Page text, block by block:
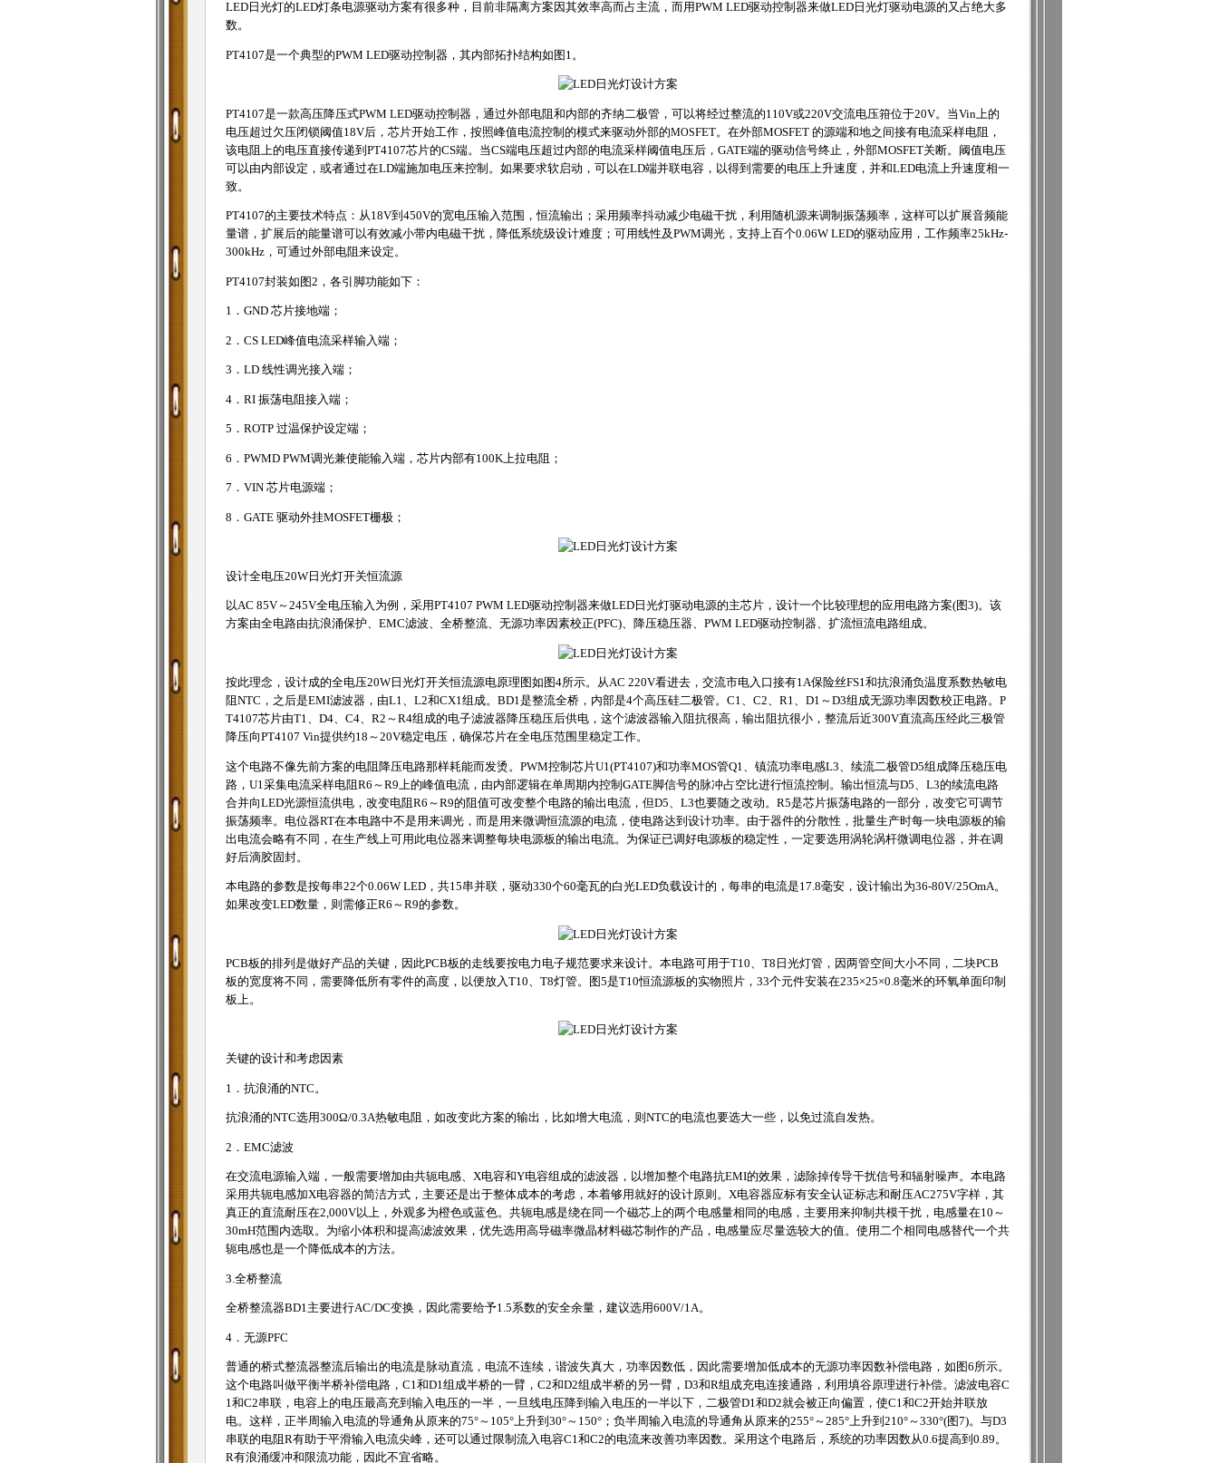
LED日光灯的LED灯条电源驱动方案有很多种，目前非隔离方案因其效率高而占主流，而用PWM LED驱动控制器来做LED日光灯驱动电源的又占绝大多
数。
PT4107是一个典型的PWM LED驱动控制器，其内部拓扑结构如图1。
PT4107是一款高压降压式PWM LED驱动控制器，通过外部电阻和内部的齐纳二极管，可以将经过整流的110V或220V交流电压箝位于20V。当Vin上的
电压超过欠压闭锁阈值18V后，芯片开始工作，按照峰值电流控制的模式来驱动外部的MOSFET。在外部MOSFET 的源端和地之间接有电流采样电阻，
该电阻上的电压直接传递到PT4107芯片的CS端。当CS端电压超过内部的电流采样阈值电压后，GATE端的驱动信号终止，外部MOSFET关断。阈值电压
可以由内部设定，或者通过在LD端施加电压来控制。如果要求软启动，可以在LD端并联电容，以得到需要的电压上升速度，并和LED电流上升速度相一
致。
PT4107的主要技术特点：从18V到450V的宽电压输入范围，恒流输出；采用频率抖动减少电磁干扰，利用随机源来调制振荡频率，这样可以扩展音频能
量谱，扩展后的能量谱可以有效减小带内电磁干扰，降低系统级设计难度；可用线性及PWM调光，支持上百个0.06W LED的驱动应用，工作频率25kHz-
300kHz，可通过外部电阻来设定。
PT4107封装如图2，各引脚功能如下：
1．GND 芯片接地端；
2．CS LED峰值电流采样输入端；
3．LD 线性调光接入端；
4．RI 振荡电阻接入端；
5．ROTP 过温保护设定端；
6．PWMD PWM调光兼使能输入端，芯片内部有100K上拉电阻；
7．VIN 芯片电源端；
8．GATE 驱动外挂MOSFET栅极；
设计全电压20W日光灯开关恒流源
以AC 85V～245V全电压输入为例，采用PT4107 PWM LED驱动控制器来做LED日光灯驱动电源的主芯片，设计一个比较理想的应用电路方案(图3)。该
方案由全电路由抗浪涌保护、EMC滤波、全桥整流、无源功率因素校正(PFC)、降压稳压器、PWM LED驱动控制器、扩流恒流电路组成。
按此理念，设计成的全电压20W日光灯开关恒流源电原理图如图4所示。从AC 220V看进去，交流市电入口接有1A保险丝FS1和抗浪涌负温度系数热敏电
阻NTC，之后是EMI滤波器，由L1、L2和CX1组成。BD1是整流全桥，内部是4个高压硅二极管。C1、C2、R1、D1～D3组成无源功率因数校正电路。P
T4107芯片由T1、D4、C4、R2～R4组成的电子滤波器降压稳压后供电，这个滤波器输入阻抗很高，输出阻抗很小，整流后近300V直流高压经此三极管
降压向PT4107 Vin提供约18～20V稳定电压，确保芯片在全电压范围里稳定工作。
这个电路不像先前方案的电阻降压电路那样耗能而发烫。PWM控制芯片U1(PT4107)和功率MOS管Q1、镇流功率电感L3、续流二极管D5组成降压稳压电
路，U1采集电流采样电阻R6～R9上的峰值电流，由内部逻辑在单周期内控制GATE脚信号的脉冲占空比进行恒流控制。输出恒流与D5、L3的续流电路
合并向LED光源恒流供电，改变电阻R6～R9的阻值可改变整个电路的输出电流，但D5、L3也要随之改动。R5是芯片振荡电路的一部分，改变它可调节
振荡频率。电位器RT在本电路中不是用来调光，而是用来微调恒流源的电流，使电路达到设计功率。由于器件的分散性，批量生产时每一块电源板的输
出电流会略有不同，在生产线上可用此电位器来调整每块电源板的输出电流。为保证已调好电源板的稳定性，一定要选用涡轮涡杆微调电位器，并在调
好后滴胶固封。
本电路的参数是按每串22个0.06W LED，共15串并联，驱动330个60毫瓦的白光LED负载设计的，每串的电流是17.8毫安，设计输出为36-80V/25OmA。
如果改变LED数量，则需修正R6～R9的参数。
PCB板的排列是做好产品的关键，因此PCB板的走线要按电力电子规范要求来设计。本电路可用于T10、T8日光灯管，因两管空间大小不同，二块PCB
板的宽度将不同，需要降低所有零件的高度，以便放入T10、T8灯管。图5是T10恒流源板的实物照片，33个元件安装在235×25×0.8毫米的环氧单面印制
板上。
关键的设计和考虑因素
1．抗浪涌的NTC。
抗浪涌的NTC选用300Ω/0.3A热敏电阻，如改变此方案的输出，比如增大电流，则NTC的电流也要选大一些，以免过流自发热。
2．EMC滤波
在交流电源输入端，一般需要增加由共轭电感、X电容和Y电容组成的滤波器，以增加整个电路抗EMI的效果，滤除掉传导干扰信号和辐射噪声。本电路
采用共轭电感加X电容器的简洁方式，主要还是出于整体成本的考虑，本着够用就好的设计原则。X电容器应标有安全认证标志和耐压AC275V字样，其
真正的直流耐压在2,000V以上，外观多为橙色或蓝色。共轭电感是绕在同一个磁芯上的两个电感量相同的电感，主要用来抑制共模干扰，电感量在10～
30mH范围内选取。为缩小体积和提高滤波效果，优先选用高导磁率微晶材料磁芯制作的产品，电感量应尽量选较大的值。使用二个相同电感替代一个共
轭电感也是一个降低成本的方法。
3.全桥整流
全桥整流器BD1主要进行AC/DC变换，因此需要给予1.5系数的安全余量，建议选用600V/1A。
4．无源PFC
普通的桥式整流器整流后输出的电流是脉动直流，电流不连续，谐波失真大，功率因数低，因此需要增加低成本的无源功率因数补偿电路，如图6所示。
这个电路叫做平衡半桥补偿电路，C1和D1组成半桥的一臂，C2和D2组成半桥的另一臂，D3和R组成充电连接通路，利用填谷原理进行补偿。滤波电容C
1和C2串联，电容上的电压最高充到输入电压的一半，一旦线电压降到输入电压的一半以下，二极管D1和D2就会被正向偏置，使C1和C2开始并联放
电。这样，正半周输入电流的导通角从原来的75°～105°上升到30°～150°；负半周输入电流的导通角从原来的255°～285°上升到210°～330°(图7)。与D3
串联的电阻R有助于平滑输入电流尖峰，还可以通过限制流入电容C1和C2的电流来改善功率因数。采用这个电路后，系统的功率因数从0.6提高到0.89。
R有浪涌缓冲和限流功能，因此不宜省略。